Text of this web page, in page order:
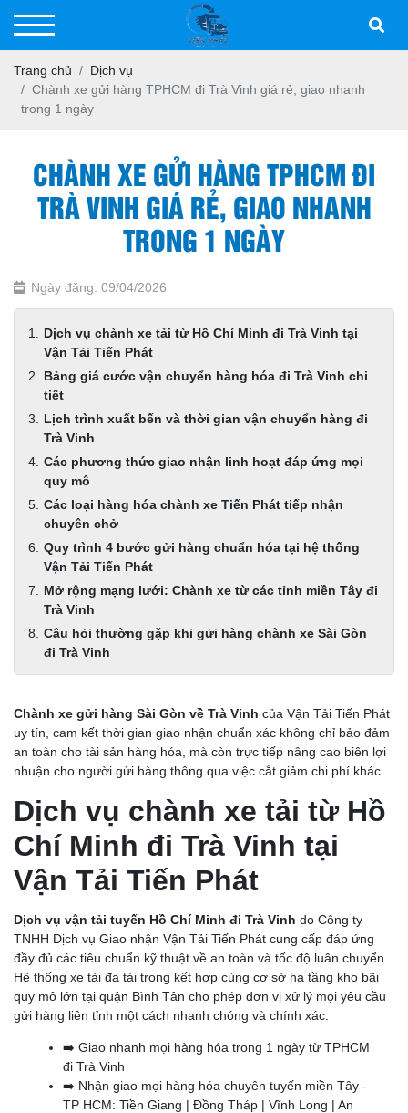
Trang chủ
Dịch vụ
Chành xe gửi hàng TPHCM đi Trà Vinh giá rẻ, giao nhanh
trong 1 ngày
CHÀNH XE GỬI HÀNG TPHCM ĐI
TRÀ VINH GIÁ RẺ, GIAO NHANH
TRONG 1 NGÀY
Ngày đăng: 09/04/2026
Dịch vụ chành xe tải từ Hồ Chí Minh đi Trà Vinh tại
Vận Tải Tiến Phát
Bảng giá cước vận chuyển hàng hóa đi Trà Vinh chi
tiết
Lịch trình xuất bến và thời gian vận chuyển hàng đi
Trà Vinh
Các phương thức giao nhận linh hoạt đáp ứng mọi
quy mô
Các loại hàng hóa chành xe Tiến Phát tiếp nhận
chuyên chở
Quy trình 4 bước gửi hàng chuẩn hóa tại hệ thống
Vận Tải Tiến Phát
Mở rộng mạng lưới: Chành xe từ các tỉnh miền Tây đi
Trà Vinh
Câu hỏi thường gặp khi gửi hàng chành xe Sài Gòn
đi Trà Vinh
Chành xe gửi hàng Sài Gòn về Trà Vinh của Vận Tải Tiến Phát
uy tín, cam kết thời gian giao nhận chuẩn xác không chỉ bảo đảm
an toàn cho tài sản hàng hóa, mà còn trực tiếp nâng cao biên lợi
nhuận cho người gửi hàng thông qua việc cắt giảm chi phí khác.
Dịch vụ chành xe tải từ Hồ
Chí Minh đi Trà Vinh tại
Vận Tải Tiến Phát
Dịch vụ vận tải tuyến Hồ Chí Minh đi Trà Vinh do Công ty
TNHH Dịch vụ Giao nhận Vận Tải Tiến Phát cung cấp đáp ứng
đầy đủ các tiêu chuẩn kỹ thuật về an toàn và tốc độ luân chuyển.
Hệ thống xe tải đa tải trọng kết hợp cùng cơ sở hạ tầng kho bãi
quy mô lớn tại quận Bình Tân cho phép đơn vị xử lý mọi yêu cầu
gửi hàng liên tỉnh một cách nhanh chóng và chính xác.
➡️ Giao nhanh mọi hàng hóa trong 1 ngày từ TPHCM
đi Trà Vinh
➡️ Nhận giao mọi hàng hóa chuyên tuyến miền Tây -
TP HCM: Tiền Giang | Đồng Tháp | Vĩnh Long | An